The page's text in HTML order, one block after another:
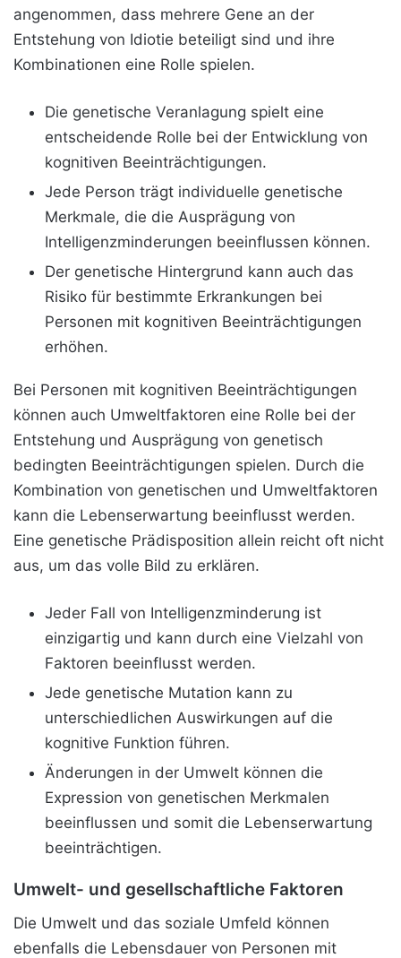
angenommen, dass mehrere Gene an der
Entstehung von Idiotie beteiligt sind und ihre
Kombinationen eine Rolle spielen.
Die genetische Veranlagung spielt eine
entscheidende Rolle bei der Entwicklung von
kognitiven Beeinträchtigungen.
Jede Person trägt individuelle genetische
Merkmale, die die Ausprägung von
Intelligenzminderungen beeinflussen können.
Der genetische Hintergrund kann auch das
Risiko für bestimmte Erkrankungen bei
Personen mit kognitiven Beeinträchtigungen
erhöhen.
Bei Personen mit kognitiven Beeinträchtigungen
können auch Umweltfaktoren eine Rolle bei der
Entstehung und Ausprägung von genetisch
bedingten Beeinträchtigungen spielen. Durch die
Kombination von genetischen und Umweltfaktoren
kann die Lebenserwartung beeinflusst werden.
Eine genetische Prädisposition allein reicht oft nicht
aus, um das volle Bild zu erklären.
Jeder Fall von Intelligenzminderung ist
einzigartig und kann durch eine Vielzahl von
Faktoren beeinflusst werden.
Jede genetische Mutation kann zu
unterschiedlichen Auswirkungen auf die
kognitive Funktion führen.
Änderungen in der Umwelt können die
Expression von genetischen Merkmalen
beeinflussen und somit die Lebenserwartung
beeinträchtigen.
Umwelt- und gesellschaftliche Faktoren
Die Umwelt und das soziale Umfeld können
ebenfalls die Lebensdauer von Personen mit